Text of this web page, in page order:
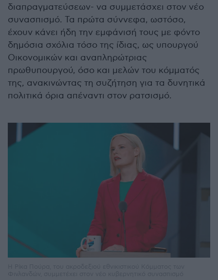
διαπραγματεύσεων- να συμμετάσχει στον νέο
συνασπισμό. Τα πρώτα σύννεφα, ωστόσο,
έχουν κάνει ήδη την εμφάνισή τους με φόντο
δημόσια σχόλια τόσο της ίδιας, ως υπουργού
Οικονομικών και αναπληρώτριας
πρωθυπουργού, όσο και μελών του κόμματός
της, ανακινώντας τη συζήτηση για τα δυνητικά
πολιτικά όρια απέναντι στον ρατσισμό.